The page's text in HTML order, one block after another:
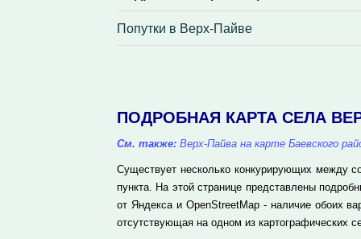
Попутки в Верх-Пайве
ПОДРОБНАЯ КАРТА СЕЛА
См. также: Верх-Пайва на карте Баевского
Существует несколько конкурирующих между
пункта. На этой странице представлены
от Яндекса и OpenStreetMap - наличие обоих
отсутствующая на одном из картографических